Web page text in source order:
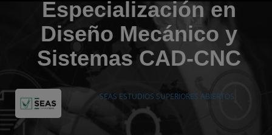
Especialización en
Diseño Mecánico y
Sistemas CAD-CNC
SEAS ESTUDIOS SUPERIORES ABIERTOS